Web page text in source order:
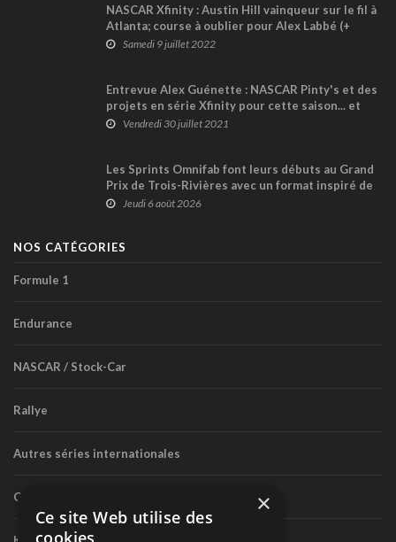
NASCAR Xfinity : Austin Hill vainqueur sur le fil à
Atlanta; course à oublier pour Alex Labbé (+
vidéo)Samedi 9 juillet 2022
Entrevue Alex Guénette : NASCAR Pinty's et des
projets en série Xfinity pour cette saison... et
au-delà !
Vendredi 30 juillet 2021
Les Sprints Omnifab font leurs débuts au Grand
Prix de Trois-Rivières avec un format inspiré de
Daytona
Jeudi 6 août 2026
NOS CATÉGORIES
Formule 1
Endurance
NASCAR / Stock-Car
Rallye
Autres séries internationales
Circuit routier canadien ×
Ce site Web utilise des
cookies